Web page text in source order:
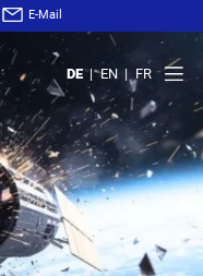
E-Mail
DE EN FR